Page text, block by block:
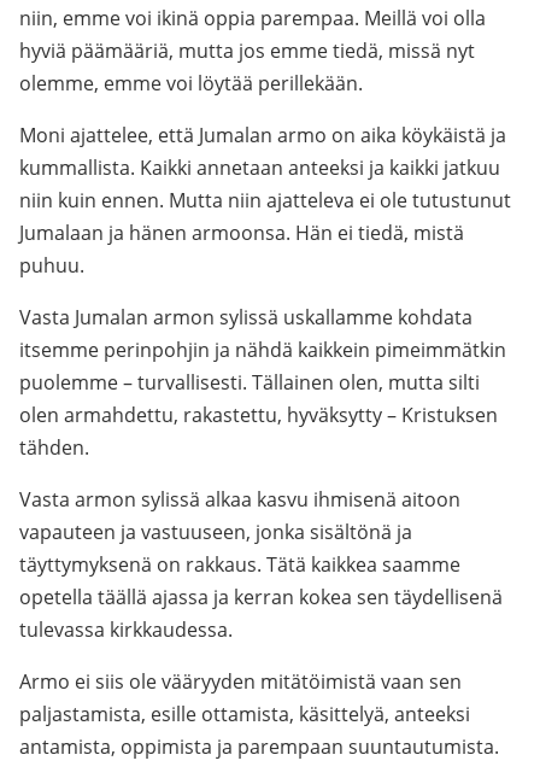
niin, emme voi ikinä oppia parempaa. Meillä voi olla
hyviä päämääriä, mutta jos emme tiedä, missä nyt
olemme, emme voi löytää perillekään.
Moni ajattelee, että Jumalan armo on aika köykäistä ja
kummallista. Kaikki annetaan anteeksi ja kaikki jatkuu
niin kuin ennen. Mutta niin ajatteleva ei ole tutustunut
Jumalaan ja hänen armoonsa. Hän ei tiedä, mistä
puhuu.
Vasta Jumalan armon sylissä uskallamme kohdata
itsemme perinpohjin ja nähdä kaikkein pimeimmätkin
puolemme – turvallisesti. Tällainen olen, mutta silti
olen armahdettu, rakastettu, hyväksytty – Kristuksen
tähden.
Vasta armon sylissä alkaa kasvu ihmisenä aitoon
vapauteen ja vastuuseen, jonka sisältönä ja
täyttymyksenä on rakkaus. Tätä kaikkea saamme
opetella täällä ajassa ja kerran kokea sen täydellisenä
tulevassa kirkkaudessa.
Armo ei siis ole vääryyden mitätöimistä vaan sen
paljastamista, esille ottamista, käsittelyä, anteeksi
antamista, oppimista ja parempaan suuntautumista.